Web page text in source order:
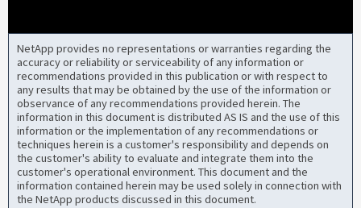
NetApp provides no representations or warranties regarding the
accuracy or reliability or serviceability of any information or
recommendations provided in this publication or with respect to
any results that may be obtained by the use of the information or
observance of any recommendations provided herein. The
information in this document is distributed AS IS and the use of this
information or the implementation of any recommendations or
techniques herein is a customer's responsibility and depends on
the customer's ability to evaluate and integrate them into the
customer's operational environment. This document and the
information contained herein may be used solely in connection with
the NetApp products discussed in this document.